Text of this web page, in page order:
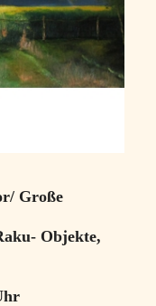
Große
Objekte,